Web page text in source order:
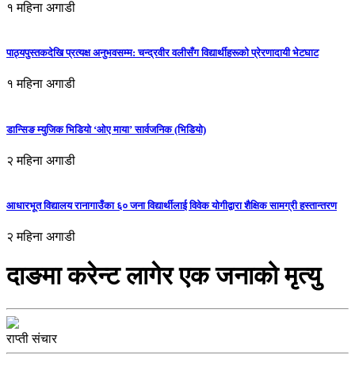
१ महिना अगाडी
पाठ्यपुस्तकदेखि प्रत्यक्ष अनुभवसम्म: चन्द्रवीर वलीसँग विद्यार्थीहरूको प्रेरणादायी भेटघाट
१ महिना अगाडी
डान्सिङ म्युजिक भिडियो ‘ओए माया’ सार्वजनिक (भिडियो)
२ महिना अगाडी
आधारभूत विद्यालय रानागाउँका ६० जना विद्यार्थीलाई विवेक योगीद्वारा शैक्षिक सामग्री हस्तान्तरण
२ महिना अगाडी
दाङमा करेन्ट लागेर एक जनाको मृत्यु
राप्ती संचार